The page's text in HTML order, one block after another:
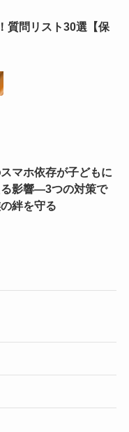
質問リスト30選【保
マホ依存が子どもに
影響—3つの対策で
絆を守る